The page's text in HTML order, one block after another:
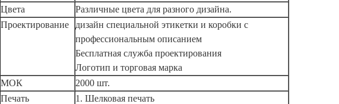
Цвета
Различные цвета для разного дизайна.
Проектирование
дизайн специальной этикетки и коробки с
профессиональным описанием
Бесплатная служба проектирования
Логотип и торговая марка
МОК
2000 шт.
Печать
1. Шелковая печать